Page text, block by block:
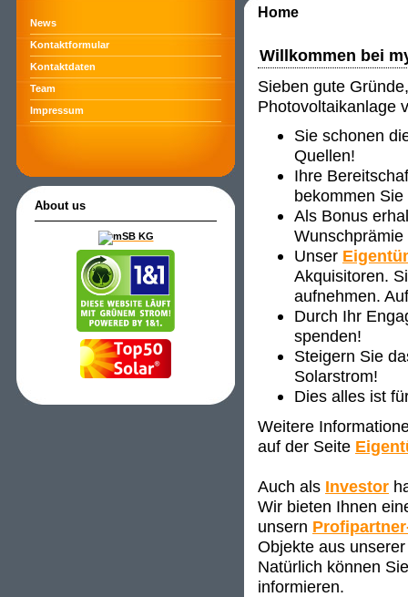
News
Kontaktformular
Kontaktdaten
Team
Impressum
About us
Home
Willkommen bei
Sieben gute
Photovoltaikanlage
Sie schonen
Quellen!
Ihre
bekommen
Als Bonus
Unser
Akquisitoren.
aufnehmen.
Durch Ihr
spenden!
Steigern Sie
Solarstrom!
Dies alles ist
Weitere
auf der Seite
Auch als Investor
Wir bieten Ihnen
unsern
Objekte aus
Natürlich können
informieren.